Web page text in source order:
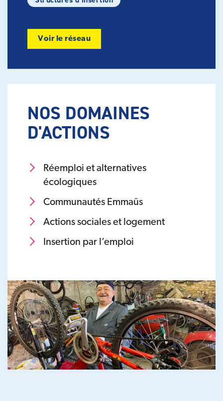
Voir le réseau
NOS DOMAINES
D'ACTIONS
Réemploi et alternatives
écologiques
Communautés Emmaüs
Actions sociales et logement
Insertion par l’emploi